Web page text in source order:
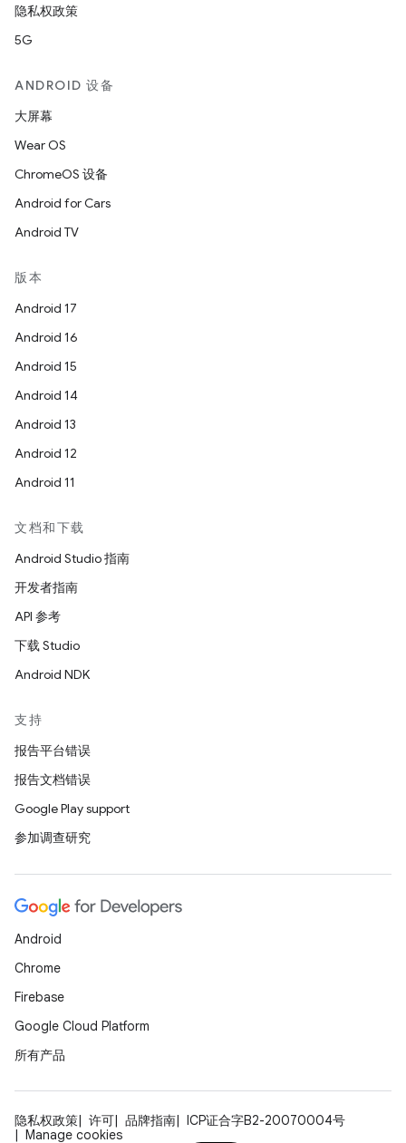
隐私权政策
5G
ANDROID 设备
大屏幕
Wear OS
ChromeOS 设备
Android for Cars
Android TV
版本
Android 17
Android 16
Android 15
Android 14
Android 13
Android 12
Android 11
文档和下载
Android Studio 指南
开发者指南
API 参考
下载 Studio
Android NDK
支持
报告平台错误
报告文档错误
Google Play support
参加调查研究
Android
Chrome
Firebase
Google Cloud Platform
所有产品
隐私权政策 许可 品牌指南
ICP证合字B2-20070004号
Manage cookies